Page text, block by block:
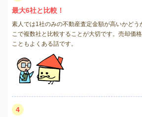
最大6社と比較！
素人では1社のみの不動産査定金額が高いかどう
こで複数社と比較することが大切です。売却価
こともよくある話です。
4